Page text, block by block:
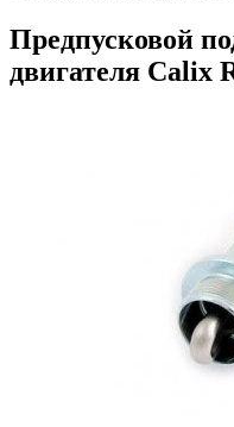
Предпусковой
двигателя Calix